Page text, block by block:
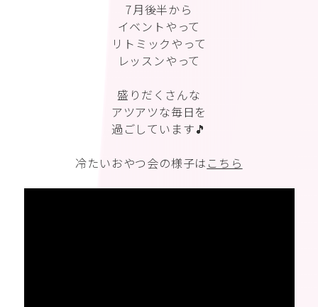
7月後半から
イベントやって
リトミックやって
レッスンやって
盛りだくさんな
アツアツな毎日を
過ごしています🎵
冷たいおやつ会の様子は こちら